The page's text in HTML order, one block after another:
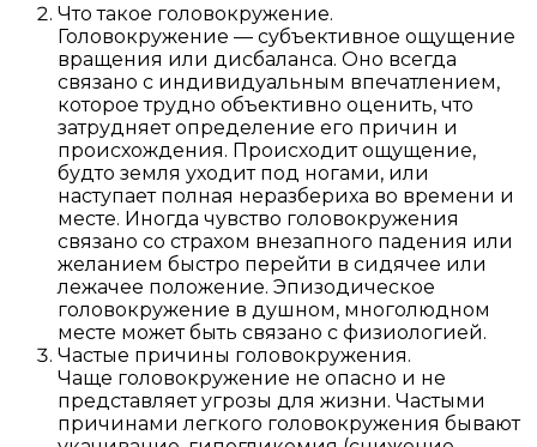
Что такое головокружение.
Головокружение — субъективное ощущение
вращения или дисбаланса. Оно всегда
связано с индивидуальным впечатлением,
которое трудно объективно оценить, что
затрудняет определение его причин и
происхождения. Происходит ощущение,
будто земля уходит под ногами, или
наступает полная неразбериха во времени и
месте. Иногда чувство головокружения
связано со страхом внезапного падения или
желанием быстро перейти в сидячее или
лежачее положение. Эпизодическое
головокружение в душном, многолюдном
месте может быть связано с физиологией.
Частые причины головокружения.
Чаще головокружение не опасно и не
представляет угрозы для жизни. Частыми
причинами легкого головокружения бывают